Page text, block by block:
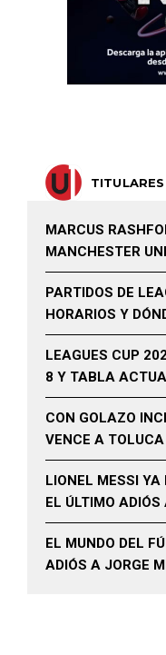
MARCUS
MANCHESTER
PARTIDOS DE
HORARIOS Y
LEAGUES CUP
8 Y TABLA
CON GOLAZO
VENCE A
LIONEL MESSI
EL ÚLTIMO ADIÓS
EL MUNDO DEL
ADIÓS A JORGE